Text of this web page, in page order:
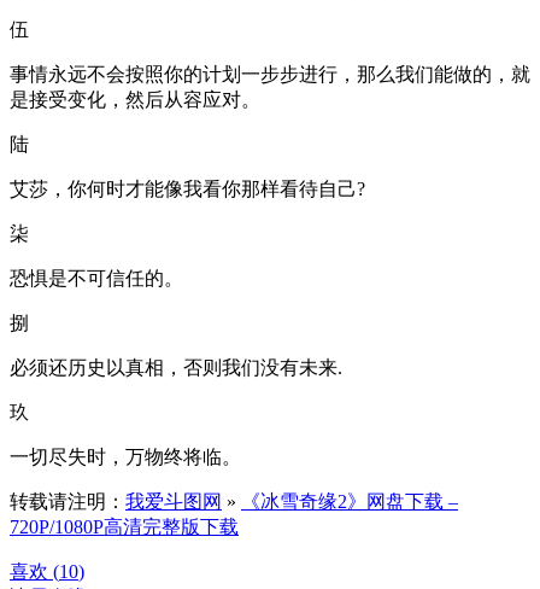
伍
事情永远不会按照你的计划一步步进行，那么我们能做的，就
是接受变化，然后从容应对。
陆
艾莎，你何时才能像我看你那样看待自己?
柒
恐惧是不可信任的。
捌
必须还历史以真相，否则我们没有未来.
玖
一切尽失时，万物终将临。
转载请注明： 我爱斗图网 »
《冰雪奇缘2》网盘下载 –
720P/1080P高清完整版下载
喜欢 (10)